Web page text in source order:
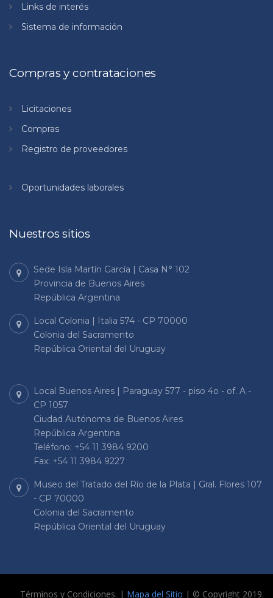
Links de interés
Sistema de información
Compras y contrataciones
Licitaciones
Compras
Registro de proveedores
Oportunidades laborales
Nuestros sitios
Sede Isla Martín García | Casa N° 102
Provincia de Buenos Aires
República Argentina
Local Colonia | Italia 574 - CP 70000
Colonia del Sacramento
República Oriental del Uruguay
Local Buenos Aires | Paraguay 577 - piso 4o - of. A -
CP 1057
Ciudad Autónoma de Buenos Aires
República Argentina
Teléfono: +54 11 3984 9200
Fax: +54 11 3984 9227
Museo del Tratado del Río de la Plata | Gral. Flores 107
- CP 70000
Colonia del Sacramento
República Oriental del Uruguay
Términos y Condiciones. | Mapa del Sitio | © Copyright 2019.